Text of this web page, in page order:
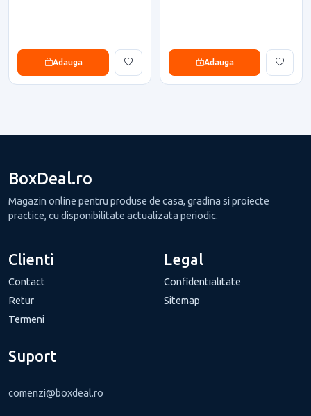
Adauga Adauga
BoxDeal.ro
Magazin online pentru produse de casa, gradina si proiecte
practice, cu disponibilitate actualizata periodic.
Clienti
Contact
Retur
Termeni
Legal
Confidentialitate
Sitemap
Suport
comenzi@boxdeal.ro